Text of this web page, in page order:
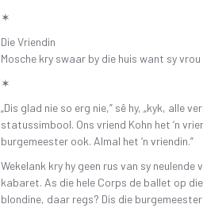
✶
Die Vriendin
Mosche kry swaar by die huis want sy
✶
„Dis glad nie so erg nie,” sê hy, „kyk, alle
statussimbool. Ons vriend Kohn het ‘n
burgemeester ook. Almal het ‘n vriendin.”
Wekelank kry hy geen rus van sy
kabaret. As die hele Corps de ballet op
blondine, daar regs? Dis die